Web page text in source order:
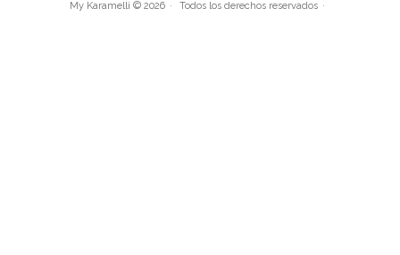
My Karamelli © 2026 Todos los derechos reservados